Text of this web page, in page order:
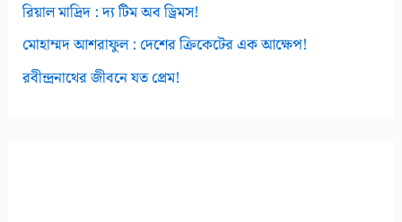
রিয়াল মাদ্রিদ : দ্য টিম অব ড্রিমস!
মোহাম্মদ আশরাফুল : দেশের ক্রিকেটের এক আক্ষেপ!
রবীন্দ্রনাথের জীবনে যত প্রেম!